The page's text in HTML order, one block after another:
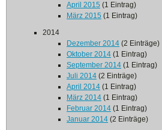
April 2015 (1 Eintrag)
März 2015 (1 Eintrag)
2014
Dezember 2014 (2 Einträge)
Oktober 2014 (1 Eintrag)
September 2014 (1 Eintrag)
Juli 2014 (2 Einträge)
April 2014 (1 Eintrag)
März 2014 (1 Eintrag)
Februar 2014 (1 Eintrag)
Januar 2014 (2 Einträge)